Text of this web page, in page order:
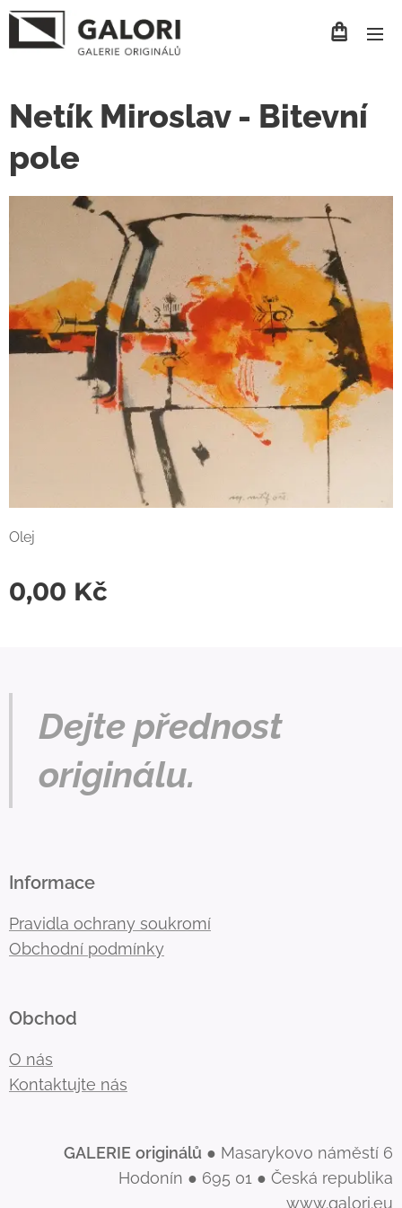
Netík Miroslav - Bitevní
pole
Olej
0,00 Kč
Dejte přednost
originálu.
Informace
Pravidla ochrany soukromí
Obchodní podmínky
Obchod
O nás
Kontaktujte nás
GALERIE originálů ● Masarykovo náměstí 6
Hodonín ● 695 01 ● Česká republika
www.galori.eu